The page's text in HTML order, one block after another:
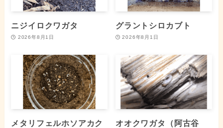
ニジイロクワガタ
2026年8月1日
グラントシロカブト
2026年8月1日
メタリフェルホソアカク
オオクワガタ（阿古谷